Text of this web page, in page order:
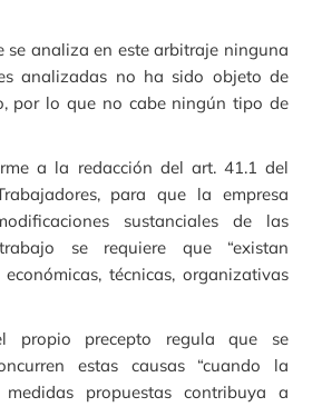
se analiza en este arbitraje ninguna
analizadas no ha sido objeto de
por lo que no cabe ningún tipo de
a la redacción del art. 41.1 del
para que la empresa
sustanciales de las
se requiere que “existan
técnicas, organizativas
propio precepto regula que se
estas causas “cuando la
propuestas contribuya a